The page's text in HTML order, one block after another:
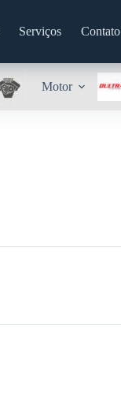
Serviços Contato
Motor